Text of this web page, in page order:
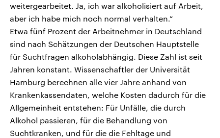
weitergearbeitet. Ja, ich war alkoholisiert auf Arbeit,
aber ich habe mich noch normal verhalten.“
Etwa fünf Prozent der Arbeitnehmer in Deutschland
sind nach Schätzungen der Deutschen Hauptstelle
für Suchtfragen alkoholabhängig. Diese Zahl ist seit
Jahren konstant. Wissenschaftler der Universität
Hamburg berechnen alle vier Jahre anhand von
Krankenkassendaten, welche Kosten dadurch für die
Allgemeinheit entstehen: Für Unfälle, die durch
Alkohol passieren, für die Behandlung von
Suchtkranken, und für die die Fehltage und